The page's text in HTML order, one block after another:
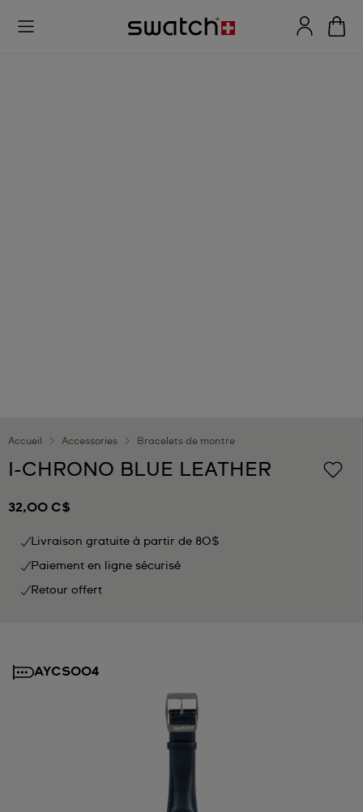
Accueil Accessories Bracelets de montre
I-CHRONO BLUE LEATHER
32,00 C$
Livraison gratuite à partir de 80$
Paiement en ligne sécurisé
Retour offert
AYCS004